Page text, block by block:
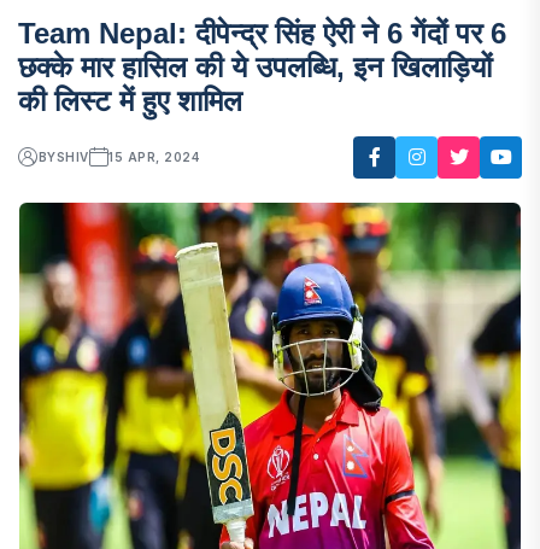
Team Nepal: दीपेन्द्र सिंह ऐरी ने 6 गेंदों पर 6
छक्के मार हासिल की ये उपलब्धि, इन खिलाड़ियों
की लिस्ट में हुए शामिल
BYSHIV 15 APR, 2024